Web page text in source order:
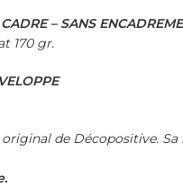
– SANS
170 gr.
original de Décopositive.